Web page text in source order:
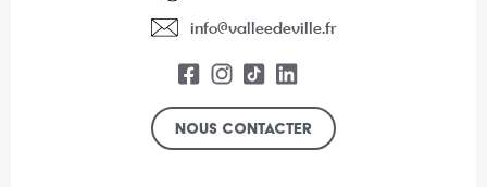
info@valleedeville.fr
Nous contacter